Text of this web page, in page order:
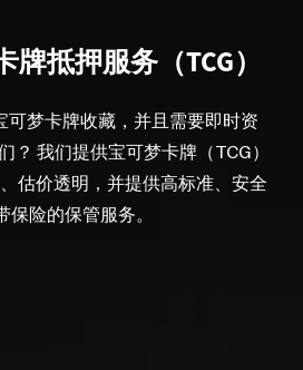
抵押服务（TCG）
可梦卡牌收藏，并且需要即时资
？ 我们提供宝可梦卡牌（TCG）
估价透明，并提供高标准、安全
保险的保管服务。